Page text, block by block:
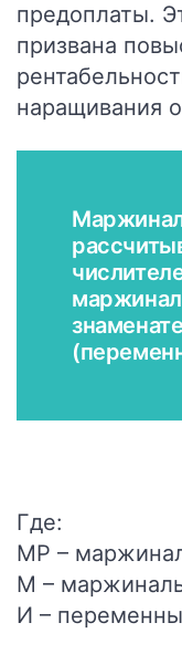
предоплаты.
призвана
наращивания
Где:
МР –
М –
И –